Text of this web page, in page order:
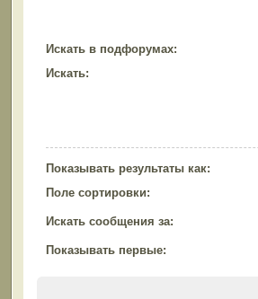
Искать в подфорумах:
Искать:
Показывать результаты как:
Поле сортировки:
Искать сообщения за:
Показывать первые: